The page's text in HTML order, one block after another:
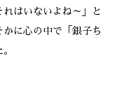
はいないよね～」と
に心の中で「銀子ち